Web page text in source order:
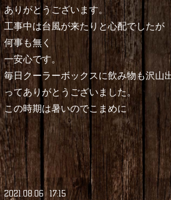
ありがとうございます。
工事中は台風が来たりと心配でしたが
何事も無く
一安心です。
毎日クーラーボックスに飲み物も沢山
ってありがとうございました。
この時期は暑いのでこまめに
2021.08.06 17:15